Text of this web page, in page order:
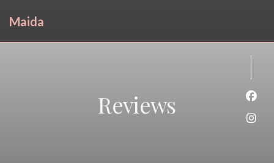
Maida
Reviews